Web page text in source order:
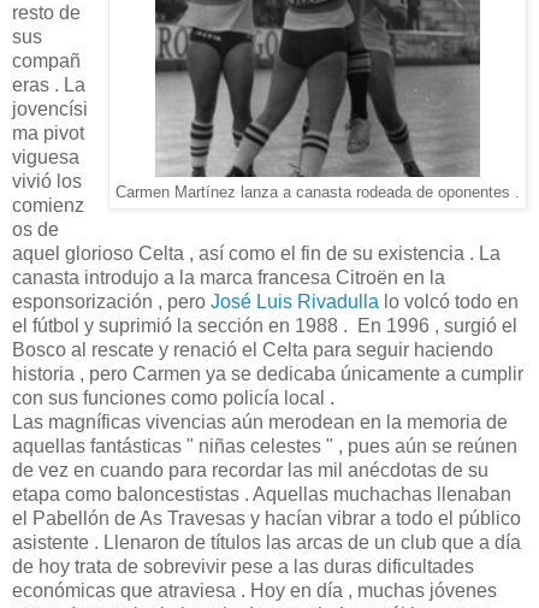
Carmen Martínez lanza a canasta rodeada de oponentes .
resto de
sus
compañ
eras . La
jovencísi
ma pivot
viguesa
vivió los
comienz
os de
aquel glorioso Celta , así como el fin de su existencia . La
canasta introdujo a la marca francesa Citroën en la
esponsorización , pero José Luis Rivadulla lo volcó todo en
el fútbol y suprimió la sección en 1988 . En 1996 , surgió el
Bosco al rescate y renació el Celta para seguir haciendo
historia , pero Carmen ya se dedicaba únicamente a cumplir
con sus funciones como policía local .
Las magníficas vivencias aún merodean en la memoria de
aquellas fantásticas " niñas celestes " , pues aún se reúnen
de vez en cuando para recordar las mil anécdotas de su
etapa como baloncestistas . Aquellas muchachas llenaban
el Pabellón de As Travesas y hacían vibrar a todo el público
asistente . Llenaron de títulos las arcas de un club que a día
de hoy trata de sobrevivir pese a las duras dificultades
económicas que atraviesa . Hoy en día , muchas jóvenes